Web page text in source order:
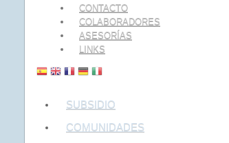
CONTACTO
COLABORADORES
ASESORÍAS
LINKS
SUBSIDIO
COMUNIDADES